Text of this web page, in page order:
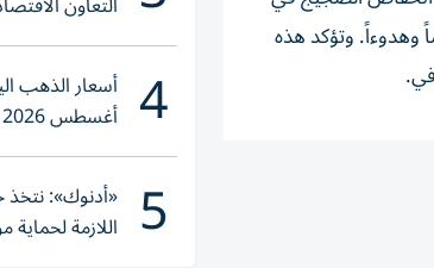
وهدوءاً. وتؤكد هذه
حيوية
4 يقترب من هذا
5 «أدنوك»: نتخذ
اللازمة لحماية